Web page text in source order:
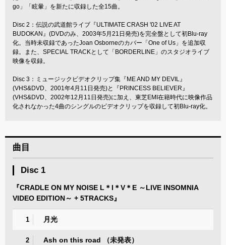
go」「眩暈」を新たに収録した全15曲。
Disc 2：伝説の武道館ライブ『ULTIMATE CRASH '02 LIVE AT
BUDOKAN』(DVDのみ、2003年5月21日発売)を完全盤として初Blu-ray
化。当時未収録であったJoan Osborneのカバー「One of Us」を追加収
録。また、SPECIAL TRACKとして「BORDERLINE」のスタジオライブ
映像を収録。
Disc 3：ミュージックビデオクリップ集『ME AND MY DEVIL』
(VHS&DVD、2001年4月11日発売)と『PRINCESS BELIEVER』
(VHS&DVD、2002年12月11日発売)に加え、東芝EMI在籍時代に映像作品
化されなかった4曲のシングルのビデオクリップを収録して初Blu-ray化。
曲目
Disc 1
『CRADLE ON MY NOISE L＊I＊V＊E ～LIVE INSOMNIA
VIDEO EDITION～ + 5TRACKS』
1 月光
2 Ash on this road （未発表）